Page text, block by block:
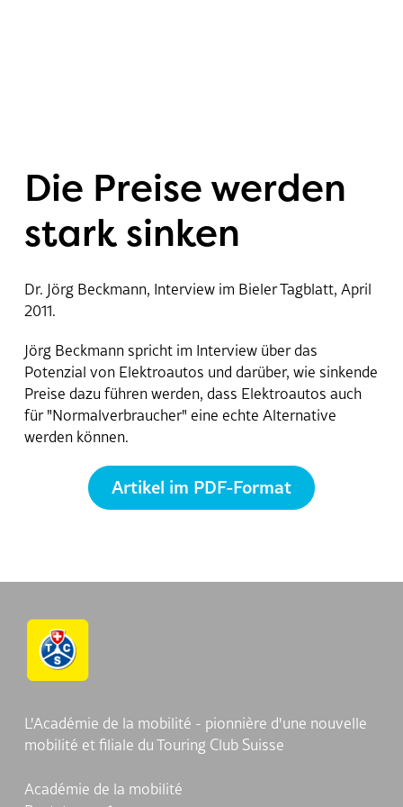
News
Portrait
Contact
Die Preise werden
stark sinken
Dr. Jörg Beckmann, Interview im Bieler Tagblatt, April
2011.
Jörg Beckmann spricht im Interview über das
Potenzial von Elektroautos und darüber, wie sinkende
Preise dazu führen werden, dass Elektroautos auch
für "Normalverbraucher" eine echte Alternative
werden können.
Artikel im PDF-Format
L'Académie de la mobilité - pionnière d'une nouvelle
mobilité et filiale du Touring Club Suisse
Académie de la mobilité